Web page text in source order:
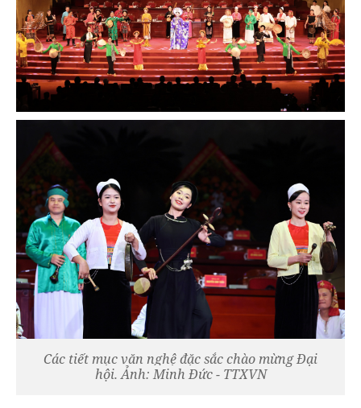
Các tiết mục văn nghệ đặc sắc chào mừng Đại
hội. Ảnh: Minh Đức - TTXVN